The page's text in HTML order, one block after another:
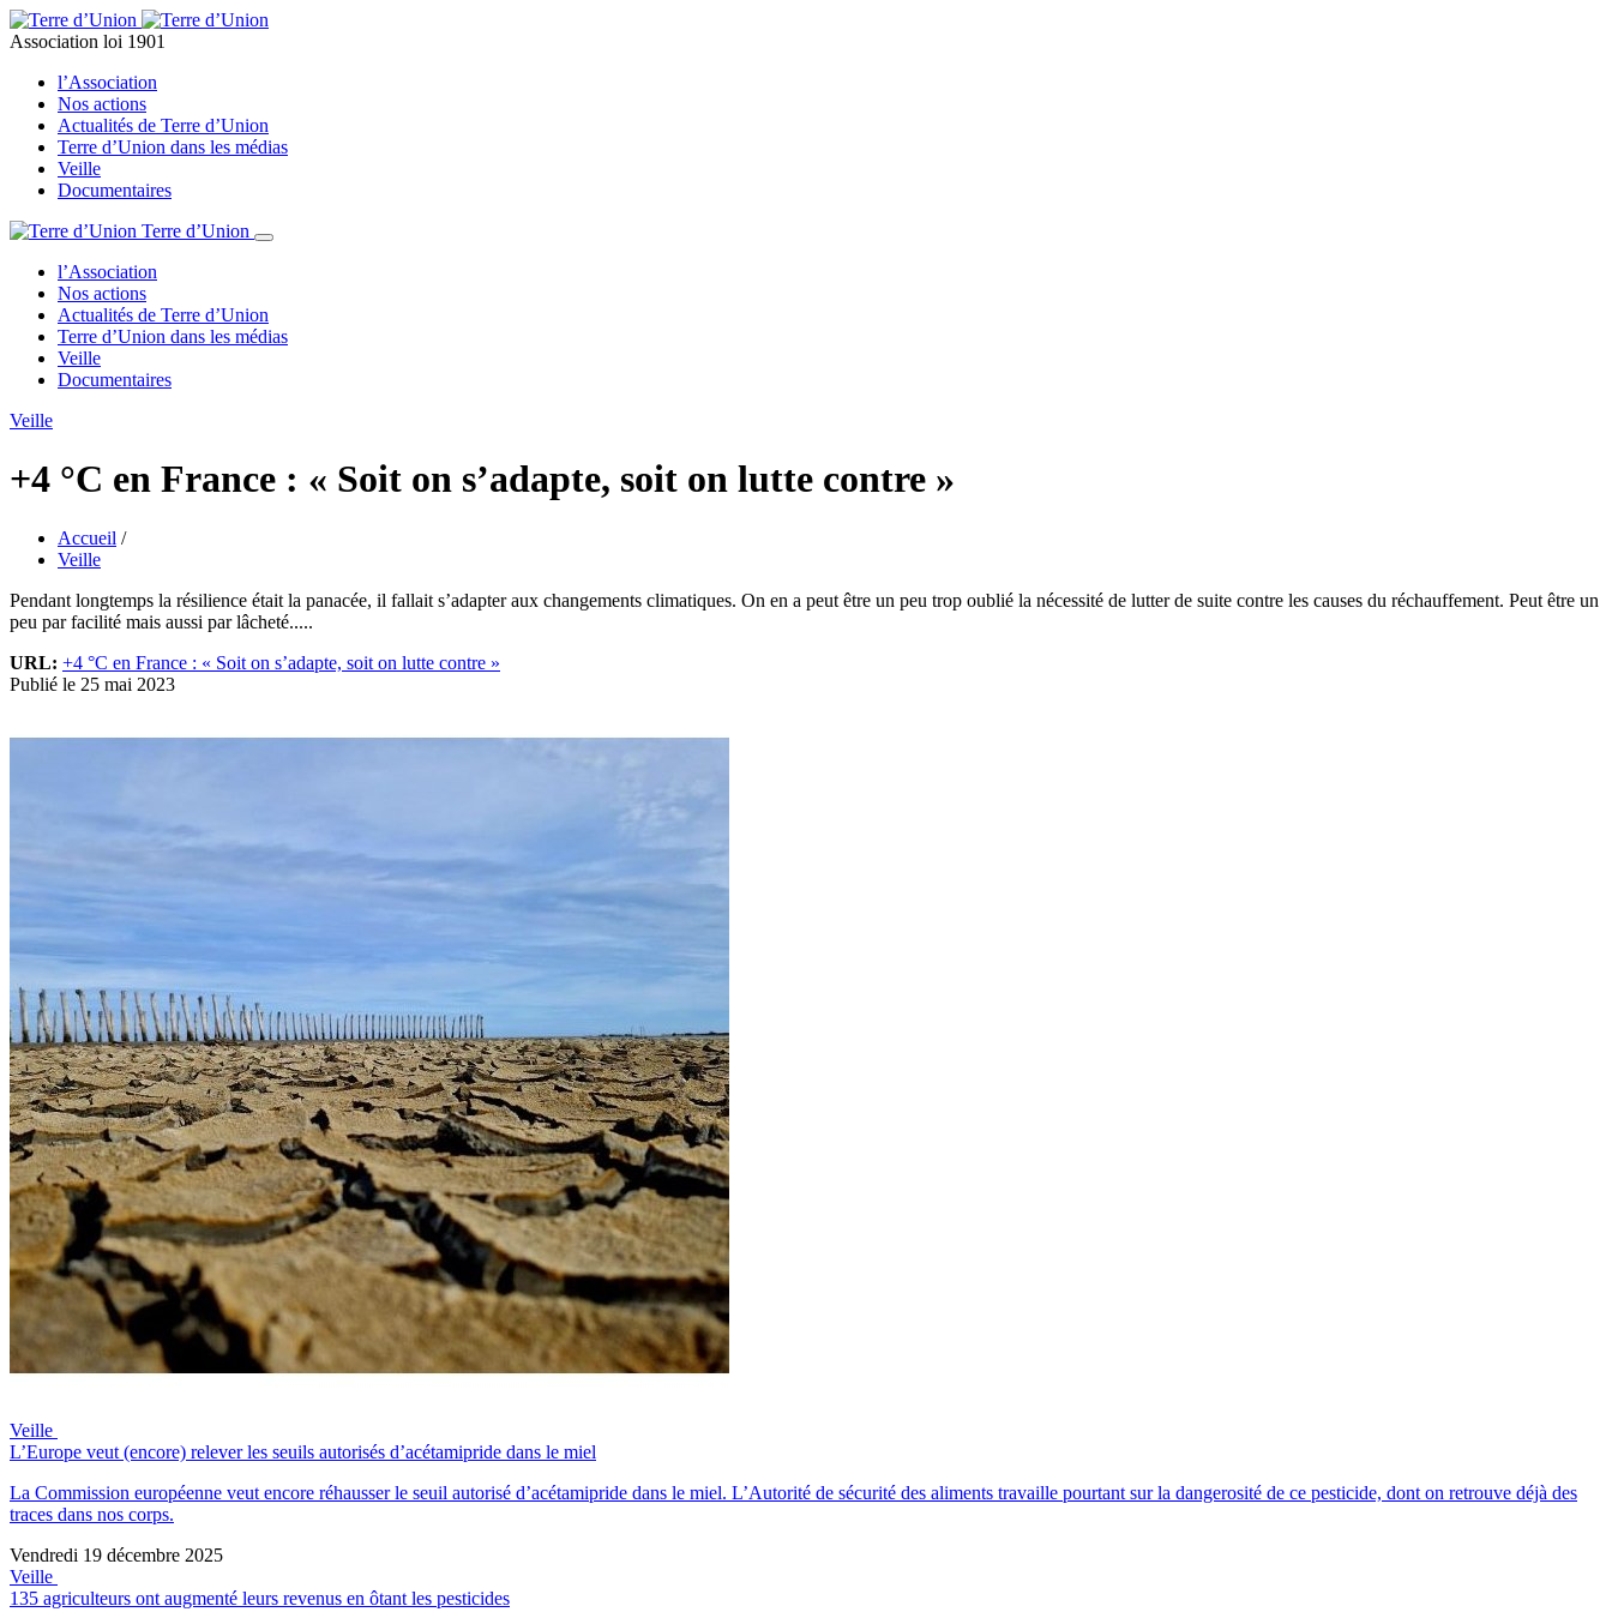
Association loi 1901
l’Association
Nos actions
Actualités de Terre d’Union
Terre d’Union dans les médias
Veille
Documentaires
Terre d’Union
l’Association
Nos actions
Actualités de Terre d’Union
Terre d’Union dans les médias
Veille
Documentaires
Veille
+4 °C en France : « Soit on s’adapte, soit on lutte contre »
Accueil /
Veille
Pendant longtemps la résilience était la panacée, il fallait s’adapter aux changements climatiques. On en a peut être un peu trop oublié la nécessité de lutter de suite contre les causes du réchauffement. Peut être un
peu par facilité mais aussi par lâcheté.....
URL: +4 °C en France : « Soit on s’adapte, soit on lutte contre »
Publié le 25 mai 2023
Veille
L’Europe veut (encore) relever les seuils autorisés d’acétamipride dans le miel
La Commission européenne veut encore réhausser le seuil autorisé d’acétamipride dans le miel. L’Autorité de sécurité des aliments travaille pourtant sur la dangerosité de ce pesticide, dont on retrouve déjà des
traces dans nos corps.
Vendredi 19 décembre 2025
Veille
135 agriculteurs ont augmenté leurs revenus en ôtant les pesticides